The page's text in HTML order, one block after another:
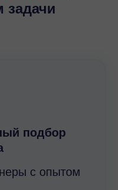
задачи
подбор
с опытом